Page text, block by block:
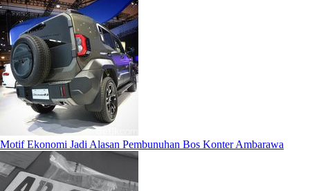
Motif Ekonomi Jadi Alasan Pembunuhan Bos Konter Ambarawa